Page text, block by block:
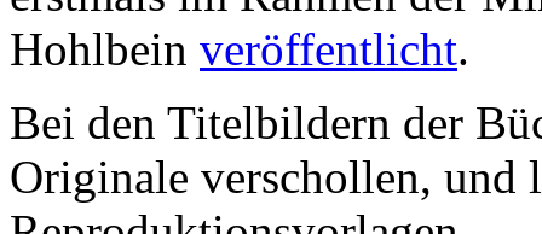
Hohlbein veröffentlicht.
Bei den Titelbildern der
Originale verschollen, und